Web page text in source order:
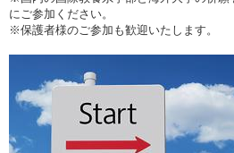
にご参加ください。
※保護者様のご参加も歓迎いたします。